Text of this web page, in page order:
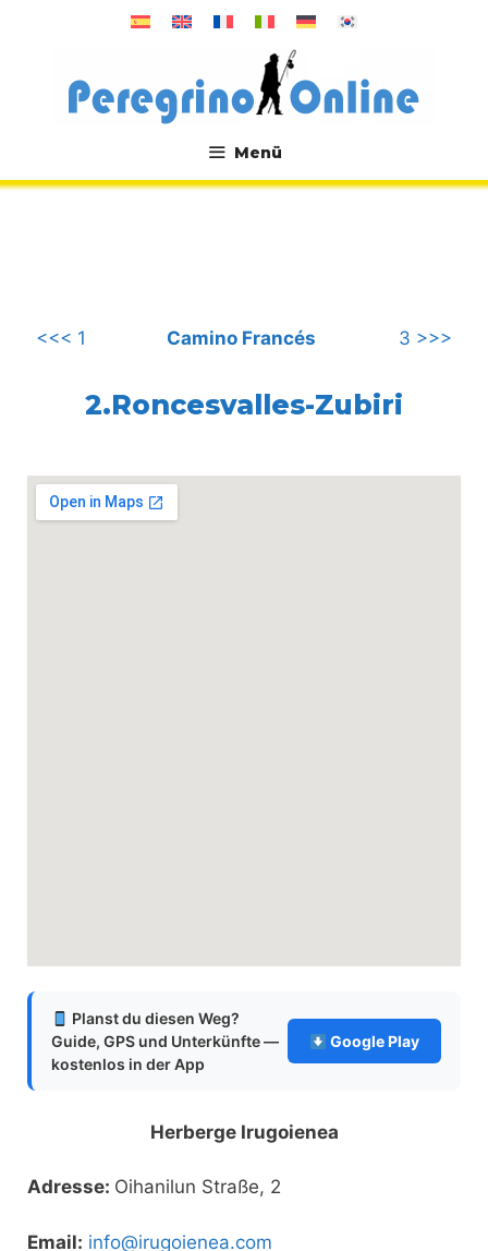
Menü
.
<<< 1 Camino Francés 3 >>>
2.Roncesvalles-Zubiri
Planst du diesen Weg?
Guide, GPS und Unterkünfte —
kostenlos in der App
Google Play
Herberge Irugoienea
Adresse: Oihanilun Straße, 2
Email: info@irugoienea.com